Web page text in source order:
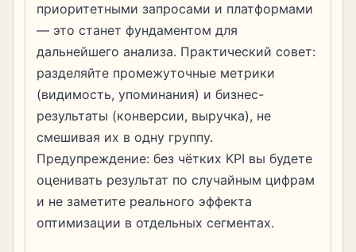
приоритетными запросами и платформами
— это станет фундаментом для
дальнейшего анализа. Практический совет:
разделяйте промежуточные метрики
(видимость, упоминания) и бизнес-
результаты (конверсии, выручка), не
смешивая их в одну группу.
Предупреждение: без чётких KPI вы будете
оценивать результат по случайным цифрам
и не заметите реального эффекта
оптимизации в отдельных сегментах.